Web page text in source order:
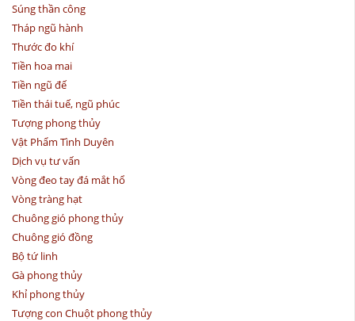
Súng thần công
Tháp ngũ hành
Thước đo khí
Tiền hoa mai
Tiền ngũ đế
Tiền thái tuế, ngũ phúc
Tượng phong thủy
Vật Phẩm Tình Duyên
Dịch vụ tư vấn
Vòng đeo tay đá mắt hổ
Vòng tràng hạt
Chuông gió phong thủy
Chuông gió đồng
Bộ tứ linh
Gà phong thủy
Khỉ phong thủy
Tượng con Chuột phong thủy